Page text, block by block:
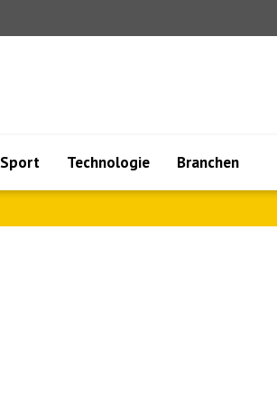
Sport Technologie Branchen